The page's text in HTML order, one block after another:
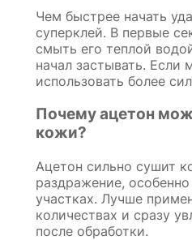
Чем быстрее начать
суперклей. В первые
смыть его теплой
начал застывать. Если
использовать более
Почему ацетон
кожи?
Ацетон сильно сушит
раздражение,
участках. Лучше
количествах и сразу
после обработки.